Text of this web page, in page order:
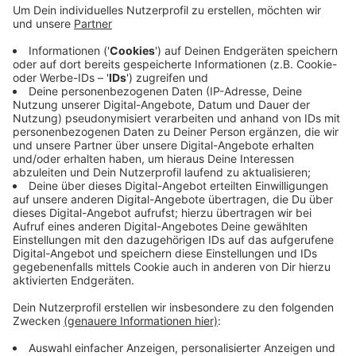
Demnach bildet Krefeld gemeinsam mit Gelsenkirchen
das Schlusslicht auf dem NRW-Hotelmarkt. Gründe für
das schlechte Abschneiden nennt der Report mehrere:
Unter anderem seien die Übernachtungs- und die
Bettenzahlen in den letzten zehn Jahren nur leicht
gestiegen. Problem sei, dass in Krefeld hauptsächlich
Geschäftsreisende absteigen, das Tourismusgeschäft
sei dagegen schwach ausgeprägt.
Anzeige